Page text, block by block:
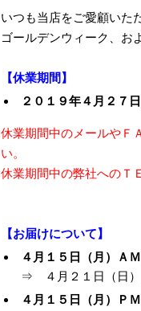
いつも当店をご愛顧いた
ゴールデンウィーク、お
【休業期間】
２０１９年４月２７
休業期間中のメールやＦ
い。
休業期間中の弊社へのＴ
【お届けについて】
４月１５日（月）Ａ
⇒ ４月２１日（日）
４月１５日（月）Ｐ